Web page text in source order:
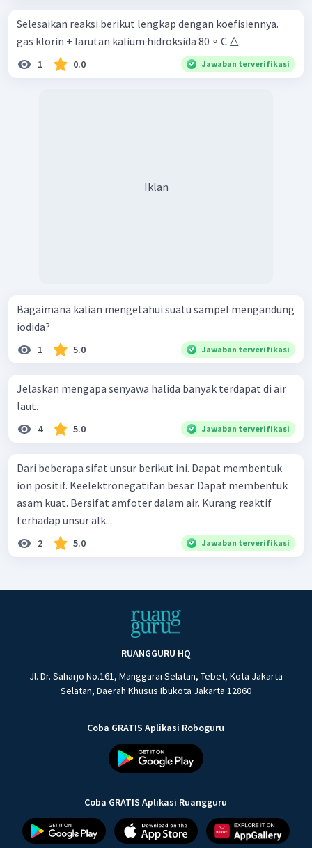
Selesaikan reaksi berikut lengkap dengan koefisiennya.
gas klorin + larutan kalium hidroksida 80 ∘ C △ ​
1 0.0 Jawaban terverifikasi
Iklan
Bagaimana kalian mengetahui suatu sampel mengandung
iodida?
1 5.0 Jawaban terverifikasi
Jelaskan mengapa senyawa halida banyak terdapat di air
laut.
4 5.0 Jawaban terverifikasi
Dari beberapa sifat unsur berikut ini. Dapat membentuk
ion positif. Keelektronegatifan besar. Dapat membentuk
asam kuat. Bersifat amfoter dalam air. Kurang reaktif
terhadap unsur alk...
2 5.0 Jawaban terverifikasi
RUANGGURU HQ
Jl. Dr. Saharjo No.161, Manggarai Selatan, Tebet, Kota Jakarta
Selatan, Daerah Khusus Ibukota Jakarta 12860
Coba GRATIS Aplikasi Roboguru
Coba GRATIS Aplikasi Ruangguru